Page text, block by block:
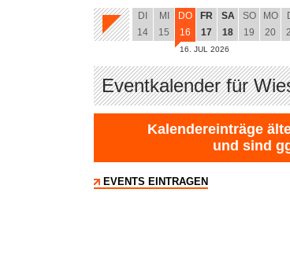
DI
14
MI
15
DO
16
16. JUL 2026
FR
17
SA
18
SO
19
MO
20
Eventkalender für
Kalendereinträge
und sind
EVENTS EINTRAGEN